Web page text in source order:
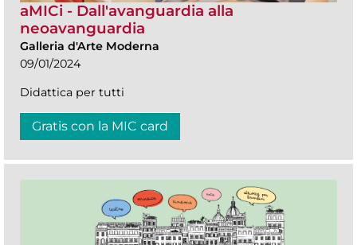
aMICi - Dall'avanguardia alla
neoavanguardia
Galleria d'Arte Moderna
09/01/2024
Didattica per tutti
Gratis con la MIC card